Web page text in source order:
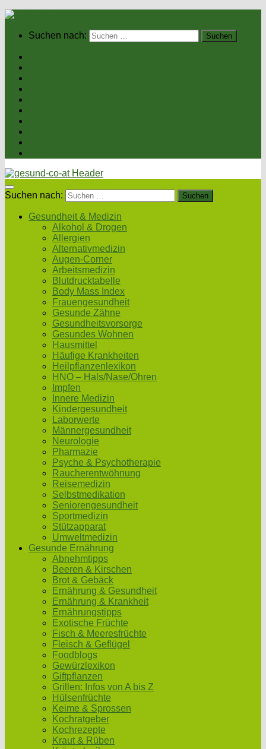
Suchen nach:
Suchen nach:
Gesundheit & Medizin
Alkohol & Drogen
Allergien
Alternativmedizin
Augen-Corner
Arbeitsmedizin
Blutdrucktabelle
Body Mass Index
Frauengesundheit
Gesunde Zähne
Gesundheitsvorsorge
Gesundes Wohnen
Hausmittel
Häufige Krankheiten
Heilpflanzenlexikon
HNO – Hals/Nase/Ohren
Impfen
Innere Medizin
Kindergesundheit
Laborwerte
Männergesundheit
Neurologie
Pharmazie
Psyche & Psychotherapie
Raucherentwöhnung
Reisemedizin
Selbstmedikation
Seniorengesundheit
Sportmedizin
Stützapparat
Umweltmedizin
Gesunde Ernährung
Abnehmtipps
Beeren & Kirschen
Brot & Gebäck
Ernährung & Gesundheit
Ernährung & Krankheit
Ernährungstipps
Exotische Früchte
Fisch & Meeresfrüchte
Fleisch & Geflügel
Foodblogs
Gewürzlexikon
Giftpflanzen
Grillen: Infos von A bis Z
Hülsenfrüchte
Keime & Sprossen
Kochratgeber
Kochrezepte
Kraut & Rüben